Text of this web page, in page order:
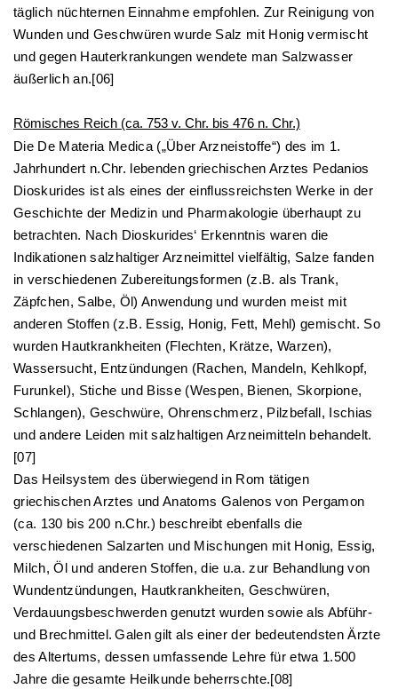
täglich nüchternen Einnahme empfohlen. Zur Reinigung von
Wunden und Geschwüren wurde Salz mit Honig vermischt
und gegen Hauterkrankungen wendete man Salzwasser
äußerlich an.[06]
Römisches Reich (ca. 753 v. Chr. bis 476 n. Chr.)
Die De Materia Medica („Über Arzneistoffe“) des im 1.
Jahrhundert n.Chr. lebenden griechischen Arztes Pedanios
Dioskurides ist als eines der einflussreichsten Werke in der
Geschichte der Medizin und Pharmakologie überhaupt zu
betrachten. Nach Dioskurides‘ Erkenntnis waren die
Indikationen salzhaltiger Arzneimittel vielfältig, Salze fanden
in verschiedenen Zubereitungsformen (z.B. als Trank,
Zäpfchen, Salbe, Öl) Anwendung und wurden meist mit
anderen Stoffen (z.B. Essig, Honig, Fett, Mehl) gemischt. So
wurden Hautkrankheiten (Flechten, Krätze, Warzen),
Wassersucht, Entzündungen (Rachen, Mandeln, Kehlkopf,
Furunkel), Stiche und Bisse (Wespen, Bienen, Skorpione,
Schlangen), Geschwüre, Ohrenschmerz, Pilzbefall, Ischias
und andere Leiden mit salzhaltigen Arzneimitteln behandelt.
[07]
Das Heilsystem des überwiegend in Rom tätigen
griechischen Arztes und Anatoms Galenos von Pergamon
(ca. 130 bis 200 n.Chr.) beschreibt ebenfalls die
verschiedenen Salzarten und Mischungen mit Honig, Essig,
Milch, Öl und anderen Stoffen, die u.a. zur Behandlung von
Wundentzündungen, Hautkrankheiten, Geschwüren,
Verdauungsbeschwerden genutzt wurden sowie als Abführ-
und Brechmittel. Galen gilt als einer der bedeutendsten Ärzte
des Altertums, dessen umfassende Lehre für etwa 1.500
Jahre die gesamte Heilkunde beherrschte.[08]